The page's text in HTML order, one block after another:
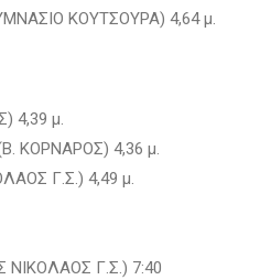
ΚΟΥΤΣΟΥΡΑ) 4,64 μ.
4,39 μ.
ΚΟΡΝΑΡΟΣ) 4,36 μ.
Γ.Σ.) 4,49 μ.
ΝΙΚΟΛΑΟΣ Γ.Σ.) 7:40